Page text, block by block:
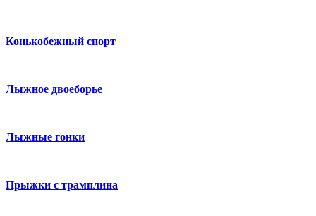
Конькобежный спорт
Лыжное двоеборье
Лыжные гонки
Прыжки с трамплина